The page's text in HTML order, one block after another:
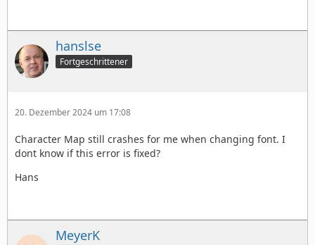
hanslse
Fortgeschrittener
20. Dezember 2024 um 17:08
Character Map still crashes for me when changing font. I
dont know if this error is fixed?
Hans
MeyerK